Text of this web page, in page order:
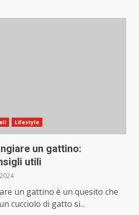
Lifestyle
un gattino:
utili
un gattino è un quesito che
cucciolo di gatto si...